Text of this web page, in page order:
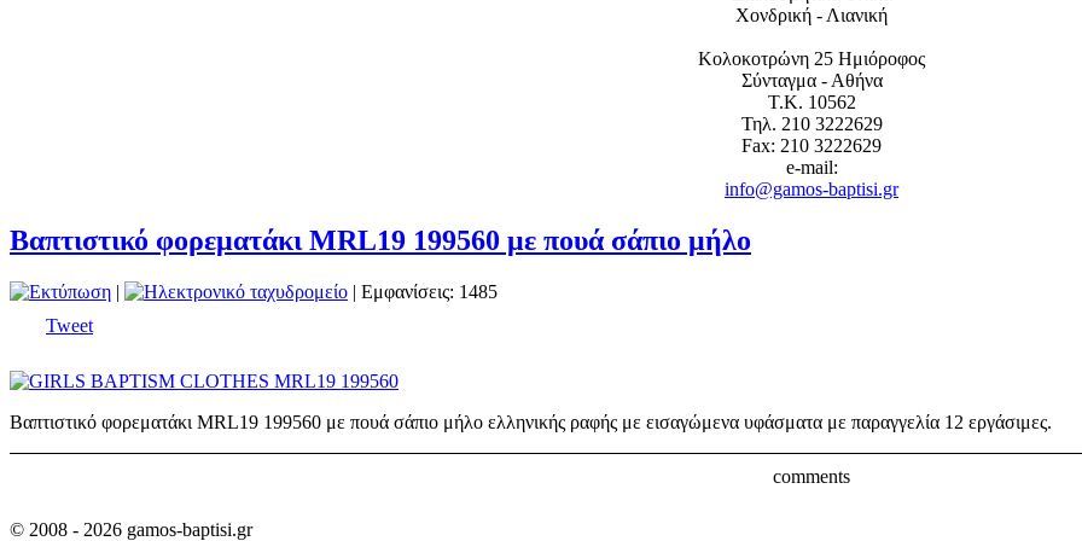
Χονδρική - Λιανική
Κολοκοτρώνη 25 Ημιόροφος
Σύνταγμα - Αθήνα
Τ.Κ. 10562
Τηλ. 210 3222629
Fax: 210 3222629
e-mail:
info@gamos-baptisi.gr
Βαπτιστικό φορεματάκι MRL19 199560 με πουά σάπιο μήλο
|
| Εμφανίσεις: 1485
Tweet
Βαπτιστικό φορεματάκι MRL19 199560 με πουά σάπιο μήλο ελληνικής ραφής με εισαγώμενα υφάσματα με παραγγελία 12 εργάσιμες.
comments
© 2008 - 2026 gamos-baptisi.gr